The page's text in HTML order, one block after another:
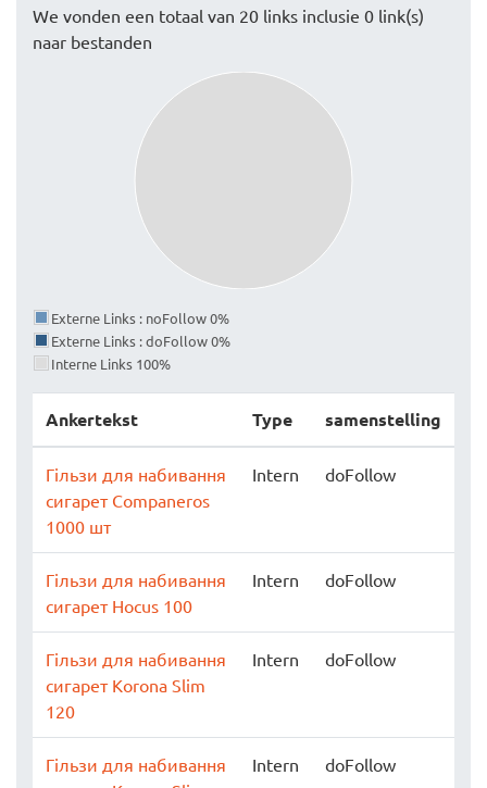
We vonden een totaal van 20 links inclusie 0 link(s)
naar bestanden
Externe Links : noFollow 0%
Externe Links : doFollow 0%
Interne Links 100%
Ankertekst Type samenstelling
Гільзи для набивання
сигарет Companeros
1000 шт
Intern doFollow
Гільзи для набивання
сигарет Hocus 100
Intern doFollow
Гільзи для набивання
сигарет Korona Slim
120
Intern doFollow
Гільзи для набивання
Intern doFollow